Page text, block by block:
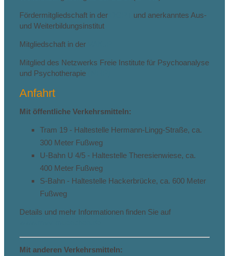
Fördermitgliedschaft in der
und anerkanntes Aus-
und Weiterbildungsinstitut
Mitgliedschaft in der
Mitglied des Netzwerks Freie Institute für Psychoanalyse
und Psychotherapie
Anfahrt
Mit öffentliche Verkehrsmitteln:
Tram 19 - Haltestelle Hermann-Lingg-Straße, ca.
300 Meter Fußweg
U-Bahn U 4/5 - Haltestelle Theresienwiese, ca.
400 Meter Fußweg
S-Bahn - Haltestelle Hackerbrücke, ca. 600 Meter
Fußweg
Details und mehr Informationen finden Sie auf
Mit anderen Verkehrsmitteln: